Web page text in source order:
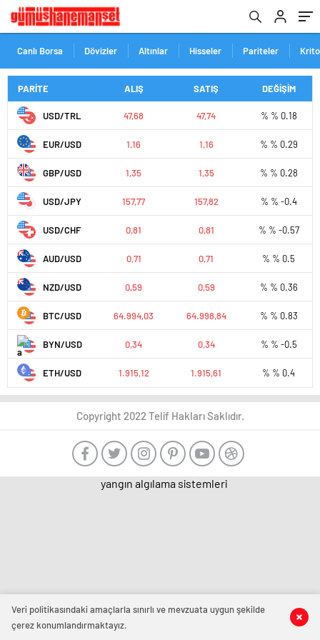
Canlı Borsa Dövizler Altınlar Hisseler Pariteler
PARİTE ALIŞ SATIŞ DEĞİŞİM
USD/TRL 47,68 47,74 % % 0.18
EUR/USD 1,16 1,16 % % 0.29
GBP/USD 1,35 1,35 % % 0.28
USD/JPY 157,77 157,82 % % -0.4
USD/CHF 0,81 0,81 % % -0.57
AUD/USD 0,71 0,71 % % 0.5
NZD/USD 0,59 0,59 % % 0.36
BTC/USD 64.994,03 64.998,84 % % 0.83
BYN/USD 0,34 0,34 % % -0.5
ETH/USD 1.915,12 1.915,61 % % 0.4
Copyright 2022 Telif Hakları Saklıdır.
Veri politikasındaki amaçlarla sınırlı ve mevzuata uygun şekilde
çerez konumlandırmaktayız.
yangın algılama sistemleri